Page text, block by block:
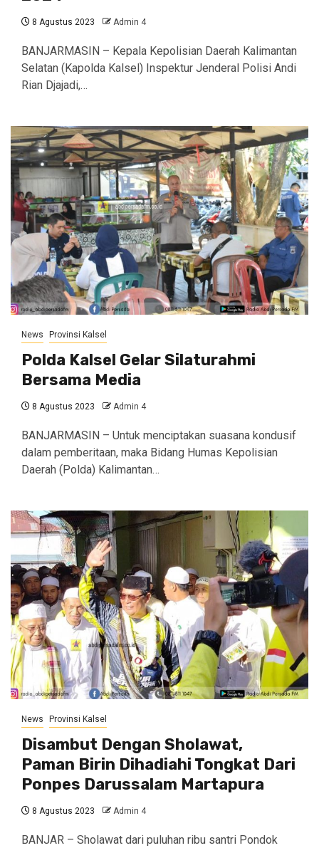
8 Agustus 2023 Admin 4
BANJARMASIN – Kepala Kepolisian Daerah Kalimantan
Selatan (Kapolda Kalsel) Inspektur Jenderal Polisi Andi
Rian Djajadi,…
News Provinsi Kalsel
Polda Kalsel Gelar Silaturahmi
Bersama Media
8 Agustus 2023 Admin 4
BANJARMASIN – Untuk menciptakan suasana kondusif
dalam pemberitaan, maka Bidang Humas Kepolisian
Daerah (Polda) Kalimantan…
News Provinsi Kalsel
Disambut Dengan Sholawat,
Paman Birin Dihadiahi Tongkat Dari
Ponpes Darussalam Martapura
8 Agustus 2023 Admin 4
BANJAR – Sholawat dari puluhan ribu santri Pondok